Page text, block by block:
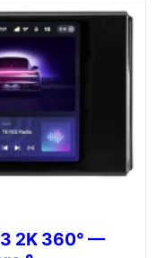
2K 360° —